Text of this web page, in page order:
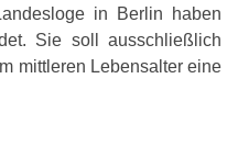
in Berlin haben
Sie soll ausschließlich
mittleren Lebensalter eine